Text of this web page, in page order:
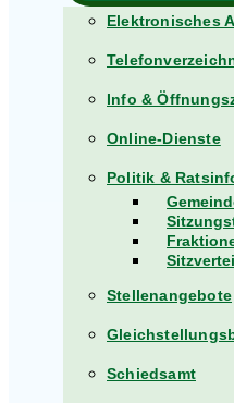
Elektronisches
Info &
Online-Dienste
Politik &
Stellenangebote
Schiedsamt